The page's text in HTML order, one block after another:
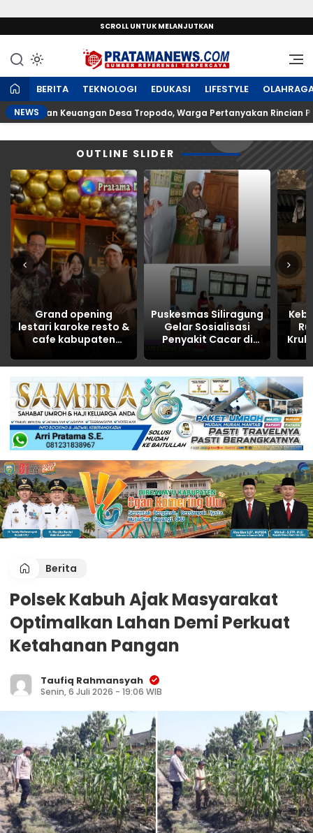
SCROLL UNTUK MELANJUTKAN
PratamaNews.com
Sumber Referensi Terpercaya
BERITA TEKNOLOGI EDUKASI LIFESTYLE
NEWSKeuangan Desa Tropodo, Warga Pertanyakan Rincian
OUTLINE SLIDER
Grand opening
lestari karoke resto &
cafe kabupaten
2026
Puskesmas Siliragung
Gelar Sosialisasi
Penyakit Cacar di
Berita
Polsek Kabuh Ajak Masyarakat
Optimalkan Lahan Demi Perkuat
Ketahanan Pangan
Taufiq Rahmansyah
Senin, 6 Juli 2026 - 19:06 WIB